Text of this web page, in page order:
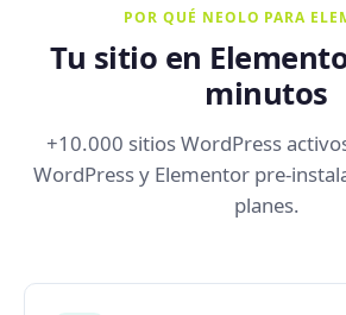
POR QUÉ NEOLO PARA
Tu sitio en
minutos
+10.000 sitios WordPress
WordPress y Elementor pre-
planes.